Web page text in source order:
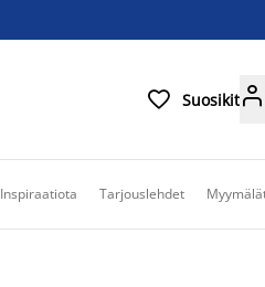
 Suosikit
Inspiraatiota Tarjouslehdet